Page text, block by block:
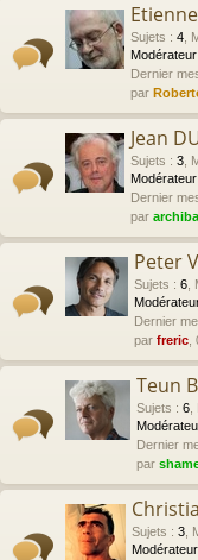
Sujets : 4
Modérateur
Dernier
par
Jean
Sujets : 3
Modérateur
Dernier
par
Peter
Sujets : 6
Dernier
par freric
Teun
Sujets : 6
Dernier
par
Sujets : 3